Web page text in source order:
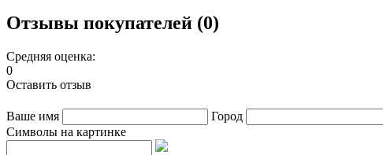
Отзывы покупателей (0)
Средняя оценка:
0
Оставить отзыв
Ваше имя Город
Символы на картинке